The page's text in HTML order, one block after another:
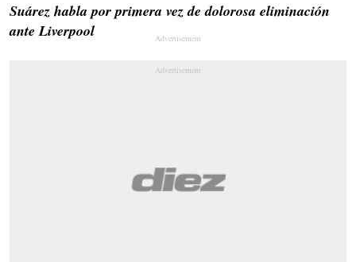
Suárez habla por primera vez de dolorosa eliminación
ante Liverpool